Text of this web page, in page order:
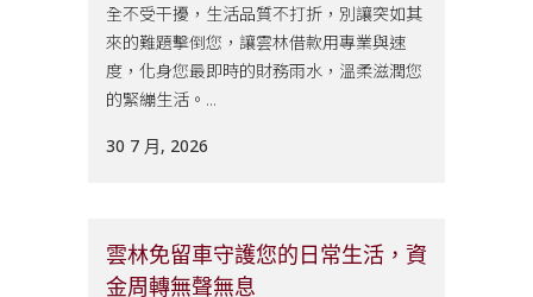
全不受干擾，生活品質不打折，別讓突如其
來的難題擊倒您，讓雲林借款用專業與速
度，化身您最即時的財務雨水，溫柔滋潤您
的緊繃生活。...
30 7 月, 2026
雲林免留車守護您的日常生活，資
金周轉無聲無息